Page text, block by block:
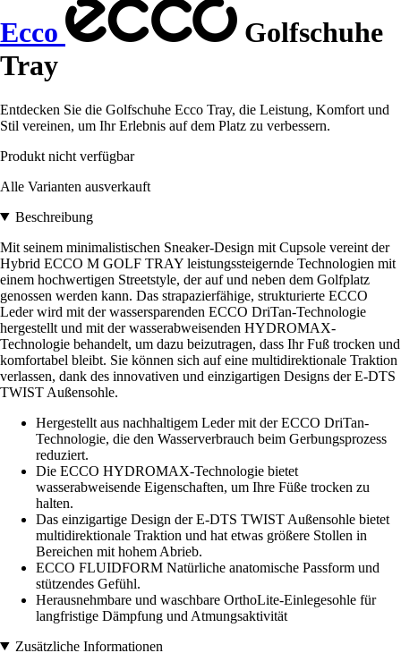
Ecco
Golfschuhe
Tray
Entdecken Sie die Golfschuhe Ecco Tray, die Leistung, Komfort und
Stil vereinen, um Ihr Erlebnis auf dem Platz zu verbessern.
Produkt nicht verfügbar
Alle Varianten ausverkauft
Beschreibung
Mit seinem minimalistischen Sneaker-Design mit Cupsole vereint der
Hybrid ECCO M GOLF TRAY leistungssteigernde Technologien mit
einem hochwertigen Streetstyle, der auf und neben dem Golfplatz
genossen werden kann. Das strapazierfähige, strukturierte ECCO
Leder wird mit der wassersparenden ECCO DriTan-Technologie
hergestellt und mit der wasserabweisenden HYDROMAX-
Technologie behandelt, um dazu beizutragen, dass Ihr Fuß trocken und
komfortabel bleibt. Sie können sich auf eine multidirektionale Traktion
verlassen, dank des innovativen und einzigartigen Designs der E-DTS
TWIST Außensohle.
Hergestellt aus nachhaltigem Leder mit der ECCO DriTan-
Technologie, die den Wasserverbrauch beim Gerbungsprozess
reduziert.
Die ECCO HYDROMAX-Technologie bietet
wasserabweisende Eigenschaften, um Ihre Füße trocken zu
halten.
Das einzigartige Design der E-DTS TWIST Außensohle bietet
multidirektionale Traktion und hat etwas größere Stollen in
Bereichen mit hohem Abrieb.
ECCO FLUIDFORM Natürliche anatomische Passform und
stützendes Gefühl.
Herausnehmbare und waschbare OrthoLite-Einlegesohle für
langfristige Dämpfung und Atmungsaktivität
Zusätzliche Informationen